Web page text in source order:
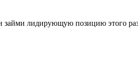
займи лидирующую позицию этого